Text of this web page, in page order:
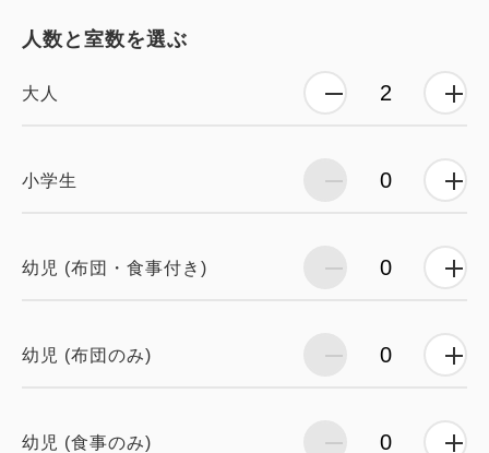
人数と室数を選ぶ
大人
小学生
幼児 (布団・食事付き)
幼児 (布団のみ)
幼児 (食事のみ)